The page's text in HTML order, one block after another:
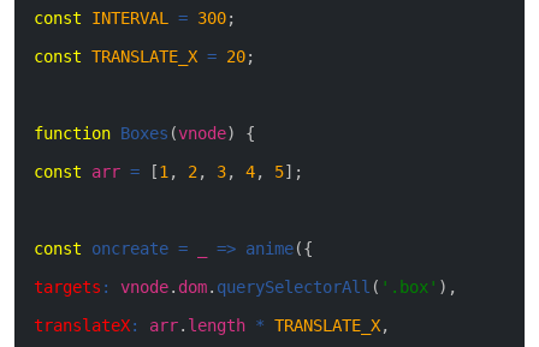
const
INTERVAL = 300;
const TRANSLATE_X = 20;
function Boxes (vnode)
{
const arr = [1 , 2 , 3, 4, 5] ;
const oncreate = => anime({
targets : vnode. dom. querySelectorAll ( '.box' ) ,
translateX: arr. length * TRANSLATE_X,